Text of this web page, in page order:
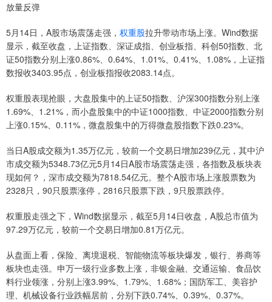
放量反弹
5月14日，A股市场震荡走强， 权重股拉升带动市场上涨。Wind数据
显示，截至收盘，上证指数、深证成指、创业板指、科创50指数、北
证50指数分别上涨0.86%、0.64%、1.01%、0.41%、1.08%，上证指
数报收3403.95点，创业板指报收2083.14点。
权重股表现抢眼，大盘股集中的上证50指数、沪深300指数分别上涨
1.69%、1.21%，而小盘股集中的中证1000指数、中证2000指数分别
上涨0.15%、0.11%，微盘股集中的万得微盘股指数下跌0.23%。
当日A股成交额为1.35万亿元，较前一个交易日增加239亿元，其中沪
市成交额为5348.73亿元5月14日A股市场震荡走强，各指数及板块表
现如何？，深市成交额为7818.54亿元。整个A股市场上涨股票数为
2328只，90只股票涨停，2816只股票下跌，9只股票跌停。
权重股走强之下，Wind数据显示，截至5月14日收盘，A股总市值为
97.29万亿元，较前一个交易日增加0.81万亿元。
从盘面上看，保险、离境退税、智能物流等板块爆发，银行、券商等
板块也走强。申万一级行业多数上涨，非银金融、交通运输、食品饮
料行业领涨，分别上涨3.99%、1.79%、1.68%；国防军工、美容护
理、机械设备行业跌幅居前，分别下跌0.74%、0.39%、0.37%。